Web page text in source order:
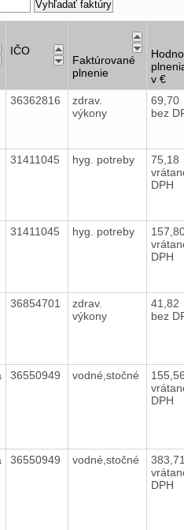
IČO
Faktúrované
plnenie
v €
36362816
zdrav.
výkony
69,70
bez
31411045 hyg. potreby
75,18
DPH
31411045 hyg. potreby
DPH
36854701
zdrav.
výkony
41,82
bez
36550949 vodné,stočné
155,56
DPH
36550949 vodné,stočné
383,71
DPH